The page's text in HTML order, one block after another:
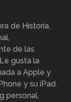
de Historia,
de las
gusta la
a Apple y
y su iPad.
personal,